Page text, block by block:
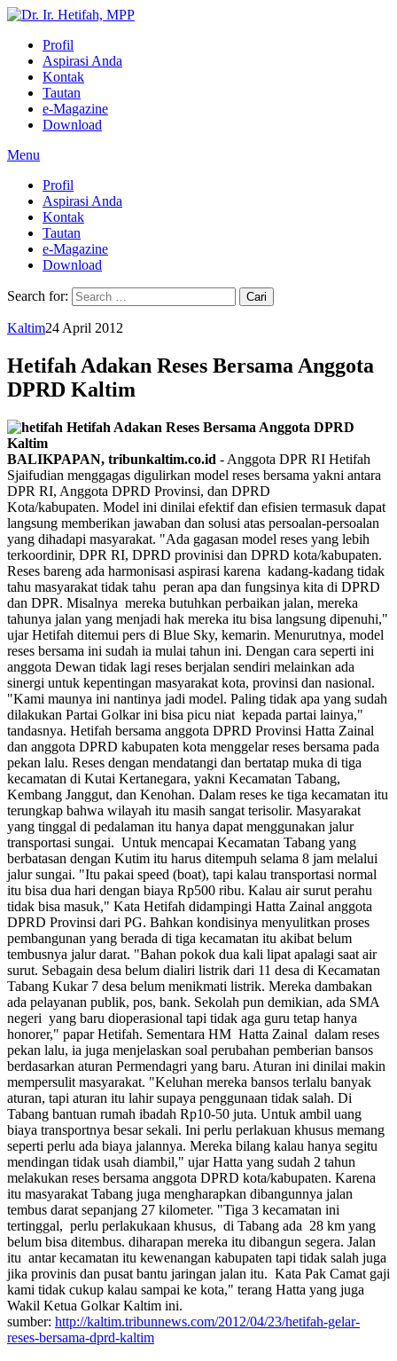
Profil
Aspirasi Anda
Kontak
Tautan
e-Magazine
Download
Menu
Profil
Aspirasi Anda
Kontak
Tautan
e-Magazine
Download
Search for:
Kaltim24 April 2012
Hetifah Adakan Reses Bersama Anggota
DPRD Kaltim
BALIKPAPAN, tribunkaltim.co.id - Anggota DPR RI Hetifah
Sjaifudian menggagas digulirkan model reses bersama yakni antara
DPR RI, Anggota DPRD Provinsi, dan DPRD
Kota/kabupaten. Model ini dinilai efektif dan efisien termasuk dapat
langsung memberikan jawaban dan solusi atas persoalan-persoalan
yang dihadapi masyarakat. "Ada gagasan model reses yang lebih
terkoordinir, DPR RI, DPRD provinisi dan DPRD kota/kabupaten.
Reses bareng ada harmonisasi aspirasi karena kadang-kadang tidak
tahu masyarakat tidak tahu peran apa dan fungsinya kita di DPRD
dan DPR. Misalnya mereka butuhkan perbaikan jalan, mereka
tahunya jalan yang menjadi hak mereka itu bisa langsung dipenuhi,"
ujar Hetifah ditemui pers di Blue Sky, kemarin. Menurutnya, model
reses bersama ini sudah ia mulai tahun ini. Dengan cara seperti ini
anggota Dewan tidak lagi reses berjalan sendiri melainkan ada
sinergi untuk kepentingan masyarakat kota, provinsi dan nasional.
"Kami maunya ini nantinya jadi model. Paling tidak apa yang sudah
dilakukan Partai Golkar ini bisa picu niat kepada partai lainya,"
tandasnya. Hetifah bersama anggota DPRD Provinsi Hatta Zainal
dan anggota DPRD kabupaten kota menggelar reses bersama pada
pekan lalu. Reses dengan mendatangi dan bertatap muka di tiga
kecamatan di Kutai Kertanegara, yakni Kecamatan Tabang,
Kembang Janggut, dan Kenohan. Dalam reses ke tiga kecamatan itu
terungkap bahwa wilayah itu masih sangat terisolir. Masyarakat
yang tinggal di pedalaman itu hanya dapat menggunakan jalur
transportasi sungai. Untuk mencapai Kecamatan Tabang yang
berbatasan dengan Kutim itu harus ditempuh selama 8 jam melalui
jalur sungai. "Itu pakai speed (boat), tapi kalau transportasi normal
itu bisa dua hari dengan biaya Rp500 ribu. Kalau air surut perahu
tidak bisa masuk," Kata Hetifah didampingi Hatta Zainal anggota
DPRD Provinsi dari PG. Bahkan kondisinya menyulitkan proses
pembangunan yang berada di tiga kecamatan itu akibat belum
tembusnya jalur darat. "Bahan pokok dua kali lipat apalagi saat air
surut. Sebagain desa belum dialiri listrik dari 11 desa di Kecamatan
Tabang Kukar 7 desa belum menikmati listrik. Mereka dambakan
ada pelayanan publik, pos, bank. Sekolah pun demikian, ada SMA
negeri yang baru dioperasional tapi tidak aga guru tetap hanya
honorer," papar Hetifah. Sementara HM Hatta Zainal dalam reses
pekan lalu, ia juga menjelaskan soal perubahan pemberian bansos
berdasarkan aturan Permendagri yang baru. Aturan ini dinilai makin
mempersulit masyarakat. "Keluhan mereka bansos terlalu banyak
aturan, tapi aturan itu lahir supaya penggunaan tidak salah. Di
Tabang bantuan rumah ibadah Rp10-50 juta. Untuk ambil uang
biaya transportnya besar sekali. Ini perlu perlakuan khusus memang
seperti perlu ada biaya jalannya. Mereka bilang kalau hanya segitu
mendingan tidak usah diambil," ujar Hatta yang sudah 2 tahun
melakukan reses bersama anggota DPRD kota/kabupaten. Karena
itu masyarakat Tabang juga mengharapkan dibangunnya jalan
tembus darat sepanjang 27 kilometer. "Tiga 3 kecamatan ini
tertinggal, perlu perlakukaan khusus, di Tabang ada 28 km yang
belum bisa ditembus. diharapan mereka itu dibangun segera. Jalan
itu antar kecamatan itu kewenangan kabupaten tapi tidak salah juga
jika provinis dan pusat bantu jaringan jalan itu. Kata Pak Camat gaji
kami tidak cukup kalau sampai ke kota," terang Hatta yang juga
Wakil Ketua Golkar Kaltim ini.
sumber: http://kaltim.tribunnews.com/2012/04/23/hetifah-gelar-
reses-bersama-dprd-kaltim